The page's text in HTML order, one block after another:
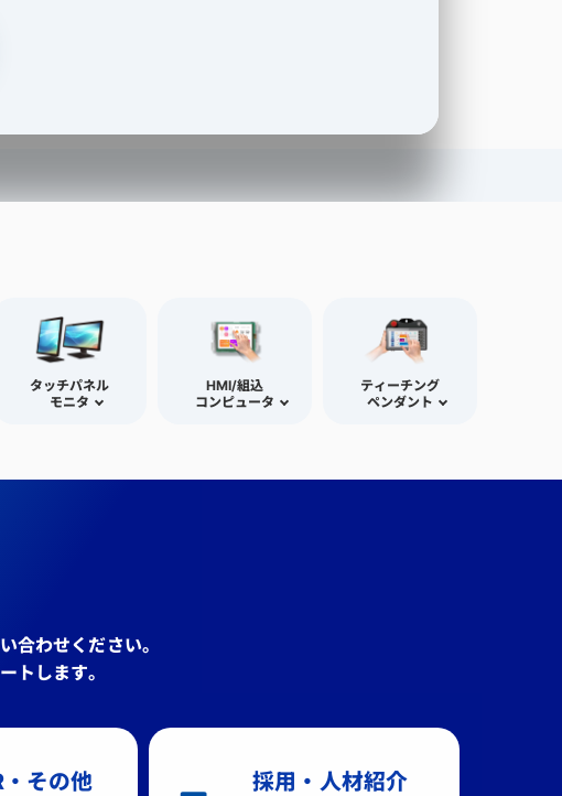
タッチパネル
モニタ
HMI/組込
コンピュータ
ティーチング
ペンダント
合わせください。
トします。
その他 採用・人材紹介